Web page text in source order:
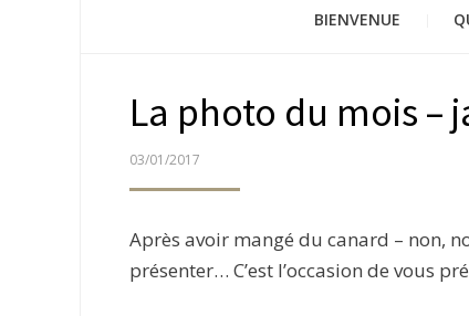
BIENVENUE
La photo du mois –
PUBLIÉ
03/01/2017
Après avoir mangé du canard – non,
présenter… C’est l’occasion de vous